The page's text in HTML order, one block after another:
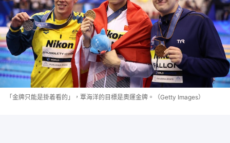
「金牌只能是掛着看的」，覃海洋的目標是奧運金牌。（Getty Images）